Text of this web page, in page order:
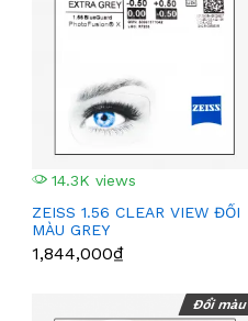
14.3K views
ZEISS 1.56 CLEAR VIEW ĐỔI
MÀU GREY
1,844,000₫
Đổi màu